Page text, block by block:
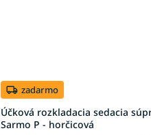
zadarmo
Účková rozkladacia sedacia
Sarmo P - horčicová